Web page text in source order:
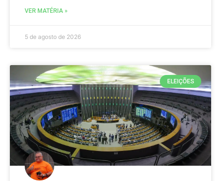
VER MATÉRIA »
5 de agosto de 2026
ELEIÇÕES